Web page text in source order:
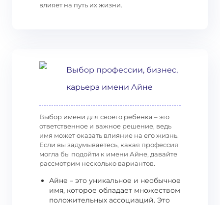
влияет на путь их жизни.
Выбор профессии, бизнес,
карьера имени Айне
Выбор имени для своего ребенка – это
ответственное и важное решение, ведь
имя может оказать влияние на его жизнь.
Если вы задумываетесь, какая профессия
могла бы подойти к имени Айне, давайте
рассмотрим несколько вариантов.
Айне – это уникальное и необычное
имя, которое обладает множеством
положительных ассоциаций. Это